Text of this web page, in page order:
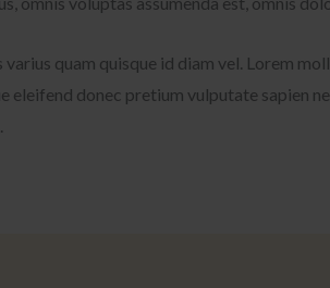
varius quam quisque id diam vel. Lorem
eleifend donec pretium vulputate sapien